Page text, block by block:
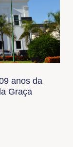
anos da
Graça